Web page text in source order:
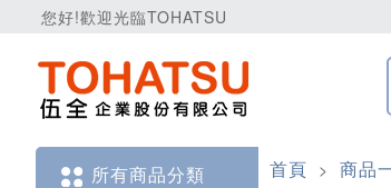
您好!歡迎光臨TOHATSU
所有商品分類 首頁 > 商品